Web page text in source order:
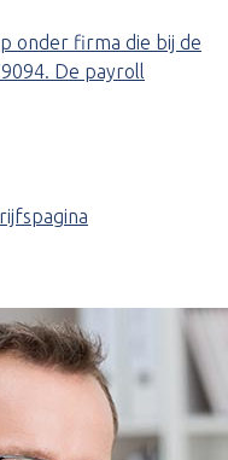
onder firma die bij de
De payroll